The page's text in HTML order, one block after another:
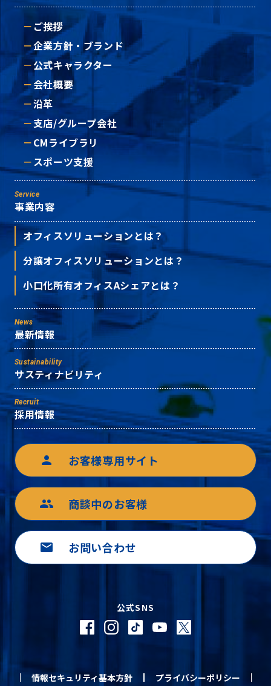
ご挨拶
企業方針・ブランド
公式キャラクター
会社概要
沿革
支店/グループ会社
CMライブラリ
スポーツ支援
Service
事業内容
オフィスソリューションとは？
分譲オフィスソリューションとは？
小口化所有オフィスAシェアとは？
News
最新情報
Sustainability
サスティナビリティ
Recruit
採用情報
person お客様専用サイト
group 商談中のお客様
mail お問い合わせ
公式SNS
情報セキュリティ基本方針 プライバシーポリシー